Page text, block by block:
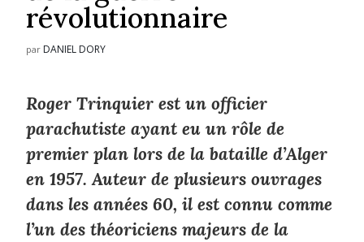
révolutionnaire
par DANIEL DORY
Roger Trinquier est un officier
parachutiste ayant eu un rôle de
premier plan lors de la bataille d’Alger
en 1957. Auteur de plusieurs ouvrages
dans les années 60, il est connu comme
l’un des théoriciens majeurs de la